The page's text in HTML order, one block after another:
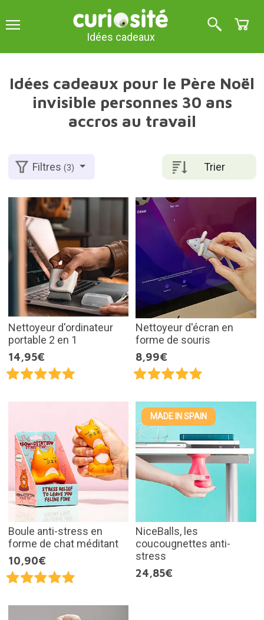
Idées cadeaux
Idées cadeaux pour le Père Noël
invisible personnes 30 ans
accros au travail
Trier
Filtres(3)
Nettoyeur d'ordinateur
portable 2 en 1
14,95€
Nettoyeur d'écran en
forme de souris
8,99€
Boule anti-stress en
forme de chat méditant
10,90€
MADE IN SPAIN
NiceBalls, les
coucougnettes anti-
stress
24,85€